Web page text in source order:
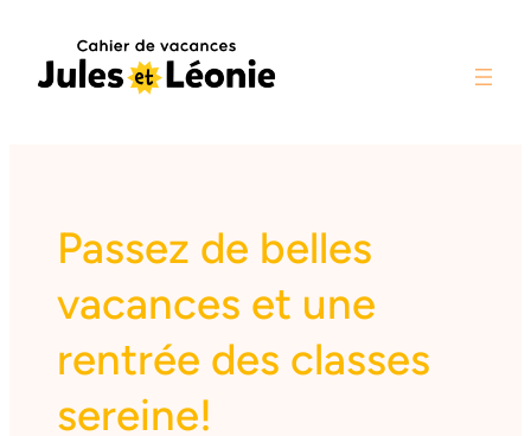
contenu
Passez de belles
vacances et une
rentrée des classes
sereine!